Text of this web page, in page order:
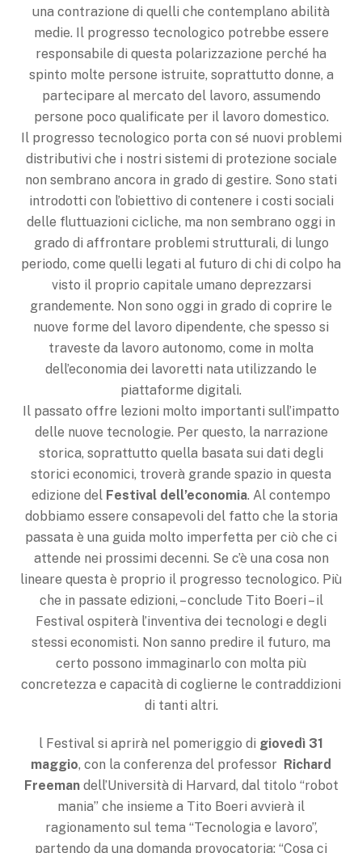
una contrazione di quelli che contemplano abilità
medie. Il progresso tecnologico potrebbe essere
responsabile di questa polarizzazione perché ha
spinto molte persone istruite, soprattutto donne, a
partecipare al mercato del lavoro, assumendo
persone poco qualificate per il lavoro domestico.
Il progresso tecnologico porta con sé nuovi problemi
distributivi che i nostri sistemi di protezione sociale
non sembrano ancora in grado di gestire. Sono stati
introdotti con l’obiettivo di contenere i costi sociali
delle fluttuazioni cicliche, ma non sembrano oggi in
grado di affrontare problemi strutturali, di lungo
periodo, come quelli legati al futuro di chi di colpo ha
visto il proprio capitale umano deprezzarsi
grandemente. Non sono oggi in grado di coprire le
nuove forme del lavoro dipendente, che spesso si
traveste da lavoro autonomo, come in molta
dell’economia dei lavoretti nata utilizzando le
piattaforme digitali.
Il passato offre lezioni molto importanti sull’impatto
delle nuove tecnologie. Per questo, la narrazione
storica, soprattutto quella basata sui dati degli
storici economici, troverà grande spazio in questa
edizione del Festival dell’economia. Al contempo
dobbiamo essere consapevoli del fatto che la storia
passata è una guida molto imperfetta per ciò che ci
attende nei prossimi decenni. Se c’è una cosa non
lineare questa è proprio il progresso tecnologico. Più
che in passate edizioni, – conclude Tito Boeri – il
Festival ospiterà l’inventiva dei tecnologi e degli
stessi economisti. Non sanno predire il futuro, ma
certo possono immaginarlo con molta più
concretezza e capacità di coglierne le contraddizioni
di tanti altri.
l Festival si aprirà nel pomeriggio di giovedì 31
maggio, con la conferenza del professor Richard
Freemandell’Università di Harvard, dal titolo “robot
mania” che insieme a Tito Boeri avvierà il
ragionamento sul tema “Tecnologia e lavoro”,
partendo da una domanda provocatoria: “Cosa ci